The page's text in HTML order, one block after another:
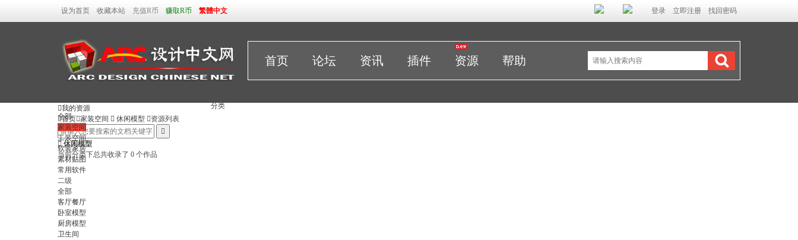
设为首页 收藏本站 充值R币 赚取R币 繁體中文 登录 立即注册 找回密码
首页 论坛 资讯 插件 资源 帮助
我的资源
首页家装空间  休闲模型 资源列表

休闲模型
当前分类下总共收录了 0 个作品
分类
全部
家装空间
工装空间
软装家居
素材贴图
常用软件
二级
全部
客厅餐厅
卧室模型
厨房模型
卫生间